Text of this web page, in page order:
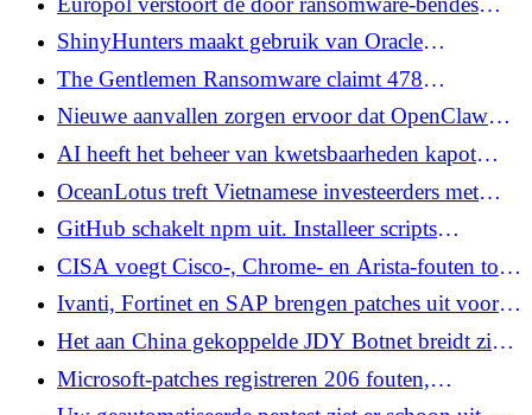
gebruikte crypto-witwasdienst AudiA6
ShinyHunters maakt gebruik van Oracle
PeopleSoft Zero-Day (CVE-2026-35273) om
universiteiten te overtreden
The Gentlemen Ransomware claimt 478
slachtoffers, kan zich verspreiden als een worm
Nieuwe aanvallen zorgen ervoor dat OpenClaw
AI-agent code uitvoert en geheimen lekt
AI heeft het beheer van kwetsbaarheden kapot
gemaakt. Daarom verplaatsen CISO's Budget naar
BAS.
OceanLotus treft Vietnamese investeerders met
SPECTRALVIPER in FireAnt-aanval
GitHub schakelt npm uit. Installeer scripts
standaard om aanvallen op de supply chain te
stoppen
CISA voegt Cisco-, Chrome- en Arista-fouten toe
aan de KEV-catalogus te midden van actieve
exploitatie
Ivanti, Fortinet en SAP brengen patches uit voor
meerdere kritieke kwetsbaarheden
Het aan China gekoppelde JDY Botnet breidt zich
uit naar meer dan 1.500 apparaten voor
cyberverkenning
Microsoft-patches registreren 206 fouten,
waaronder drie nuldagen en kritieke RCE-bugs